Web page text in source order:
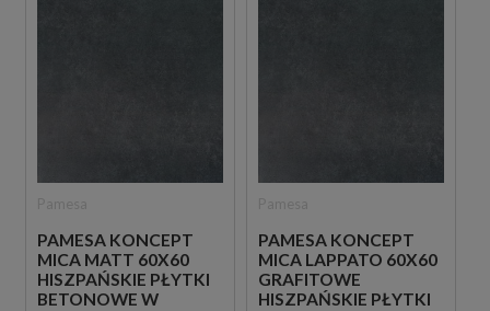
PAMESA KONCEPT
MICA MATT 60X60
HISZPAŃSKIE PŁYTKI
BETONOWE W
PAMESA KONCEPT
MICA LAPPATO 60X60
GRAFITOWE
HISZPAŃSKIE PŁYTKI